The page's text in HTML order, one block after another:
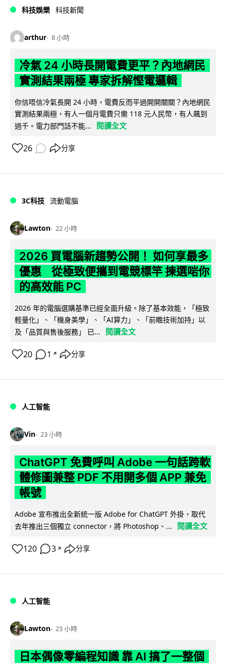
科技娛樂 科技新聞
arthur 8 小時
冷氣 24 小時長開電費更平？內地網民
實測結果兩極 專家拆解慳電邏輯
你信唔信冷氣長開 24 小時，電費反而平過開開關關？內地網民
實測結果兩極，有人一個月電費只需 118 元人民幣，有人飆到
過千。電力部門話不能...
閱讀全文
26 分享
3C科技 流動電腦
Lawton 22 小時
2026 買電腦新趨勢公開！ 如何享最多
優惠 從極致便攜到電競標竿 揀選啱你
的高效能 PC
2026 年的電腦選購基準已經全面升級。除了基本效能，「極致
輕量化」、「機身美學」、「AI算力」、「前瞻技術加持」以
及「品質與售後服務」 已...
閱讀全文
20 1 ↗ 分享
人工智能
Vin 23 小時
ChatGPT 免費呼叫 Adobe 一句話跨軟
體修圖兼整 PDF 不用開多個 APP 兼免
帳號
Adobe 宣布推出全新統一版 Adobe for ChatGPT 外掛，取代
去年推出三個獨立 connector，將 Photoshop、...
閱讀全文
120 3 ↗ 分享
人工智能
Lawton 23 小時
日本偶像零編程知識 靠 AI 搞了一整個